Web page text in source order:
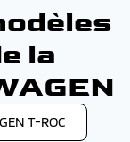
contrat), et
neuf à
la
T-ROC